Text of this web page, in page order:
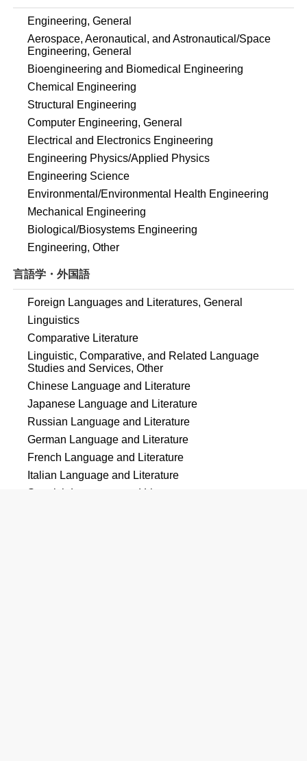
Engineering, General
Aerospace, Aeronautical, and Astronautical/Space
Engineering, General
Bioengineering and Biomedical Engineering
Chemical Engineering
Structural Engineering
Computer Engineering, General
Electrical and Electronics Engineering
Engineering Physics/Applied Physics
Engineering Science
Environmental/Environmental Health Engineering
Mechanical Engineering
Biological/Biosystems Engineering
Engineering, Other
言語学・外国語
Foreign Languages and Literatures, General
Linguistics
Comparative Literature
Linguistic, Comparative, and Related Language
Studies and Services, Other
Chinese Language and Literature
Japanese Language and Literature
Russian Language and Literature
German Language and Literature
French Language and Literature
Italian Language and Literature
Spanish Language and Literature